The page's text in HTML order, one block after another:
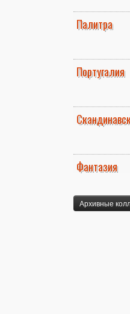
Палитра
Португалия
Фантазия
Архивные